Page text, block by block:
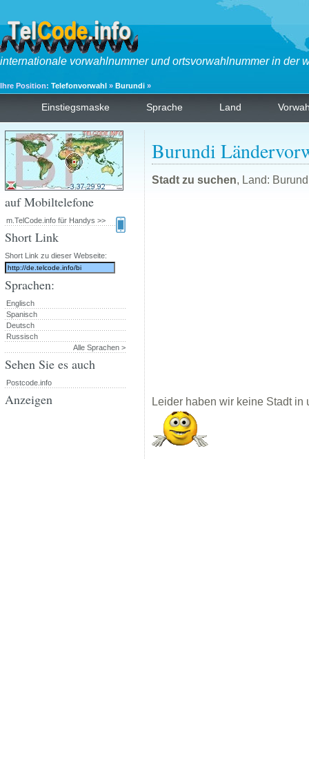
internationale vorwahlnummer und ortsvorwahlnummer in der
Ihre Position: Telefonvorwahl » Burundi »
Einstiegsmaske Sprache Land
Burundi
Stadt zu suchen, Land:
Leider haben wir keine Stadt
auf Mobiltelefone
m.TelCode.info für Handys >>
Short Link
Short Link zu dieser Webseite:
Sprachen:
Englisch
Spanisch
Deutsch
Russisch
Alle Sprachen >
Sehen Sie es auch
Postcode.info
Anzeigen